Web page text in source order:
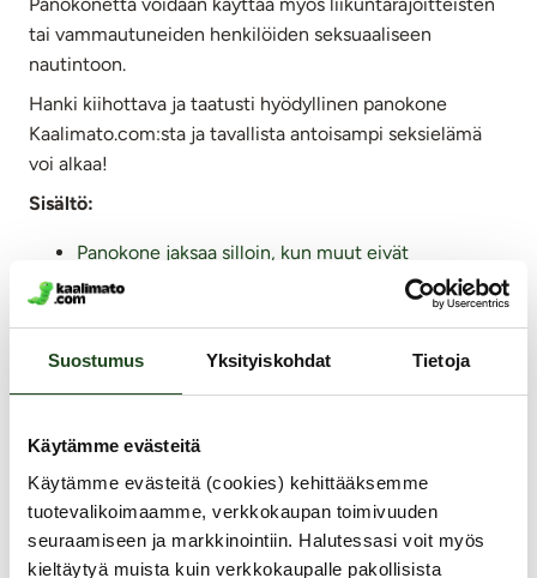
Suostumus Yksityiskohdat Tietoja
Käytämme evästeitä
Käytämme evästeitä (cookies) kehittääksemme
tuotevalikoimaamme, verkkokaupan toimivuuden
seuraamiseen ja markkinointiin. Halutessasi voit myös
kieltäytyä muista kuin verkkokaupalle pakollisista
tai vammautuneiden henkilöiden seksuaaliseen
nautintoon.
Hanki kiihottava ja taatusti hyödyllinen panokone
Kaalimato.com:sta ja tavallista antoisampi seksielämä
voi alkaa!
Sisältö:
Panokone jaksaa silloin, kun muut eivät
Millainen on paras panokone?
Erilaiset panokoneet naisille ja miehille
Voiko panokonetta käyttää yhdessä kumppanin
kanssa?
Panokone jaksaa silloin, kun muut eivät